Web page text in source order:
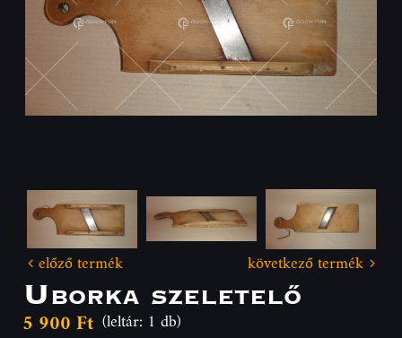
előző termék következő termék
Uborka szeletelő
5 900 Ft (leltár: 1 db)